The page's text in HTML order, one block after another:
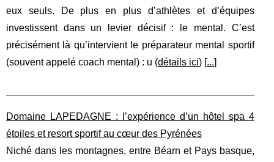
eux seuls. De plus en plus d’athlètes et d’équipes
investissent dans un levier décisif : le mental. C’est
précisément là qu’intervient le préparateur mental sportif
(souvent appelé coach mental) : u (détails ici) [...]
Domaine LAPEDAGNE : l’expérience d’un hôtel spa 4
étoiles et resort sportif au cœur des Pyrénées
Niché dans les montagnes, entre Béarn et Pays basque,